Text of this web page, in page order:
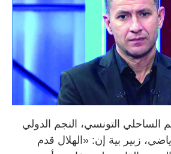
الساحلي التونسي، النجم الدولي
زبير بية إن: «الهلال قدم